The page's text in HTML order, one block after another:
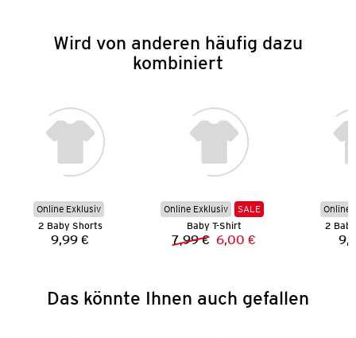
Wird von anderen häufig dazu
kombiniert
Online Exklusiv
2 Baby Shorts
Preis:
9,99 €
Online Exklusiv
SALE
Baby T-Shirt
Vorheriger Preis:
7,99 € Neuer Preis:
6,00 €
Online
2
Das könnte Ihnen auch gefallen